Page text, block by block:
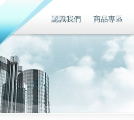
認識我們 商品專區